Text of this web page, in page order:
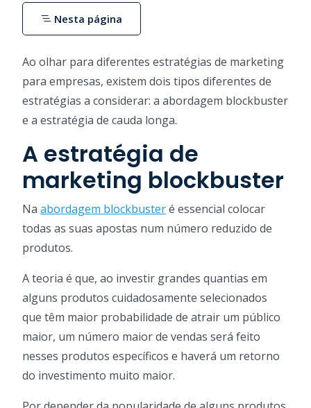
Ao olhar para diferentes estratégias de marketing
para empresas, existem dois tipos diferentes de
estratégias a considerar: a abordagem blockbuster
e a estratégia de cauda longa.
A estratégia de
marketing blockbuster
Na abordagem blockbusteré essencial colocar
todas as suas apostas num número reduzido de
produtos.
A teoria é que, ao investir grandes quantias em
alguns produtos cuidadosamente selecionados
que têm maior probabilidade de atrair um público
maior, um número maior de vendas será feito
nesses produtos específicos e haverá um retorno
do investimento muito maior.
Nesta página